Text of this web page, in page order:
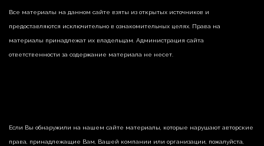
Все материалы на данном сайте взяты из открытых источников и
предоставляются исключительно в ознакомительных целях. Права на
материалы принадлежат их владельцам. Администрация сайта
ответственности за содержание материала не несет.
Если Вы обнаружили на нашем сайте материалы, которые нарушают авторские
права, принадлежащие Вам, Вашей компании или организации, пожалуйста,